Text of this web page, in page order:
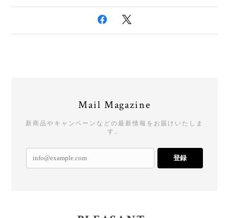
Mail Magazine
新商品やキャンペーンなどの最新情報をお届けいたしま
す。
登録